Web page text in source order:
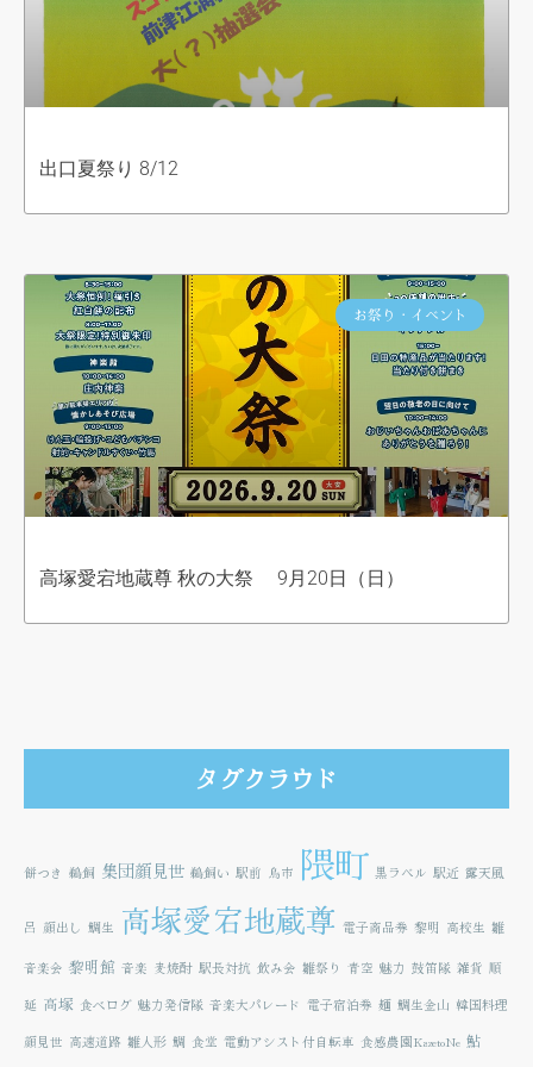
出口夏祭り 8/12
お祭り・イベント
高塚愛宕地蔵尊 秋の大祭 9月20日（日）
タグクラウド
餅つき 鵜飼 集団顔見世 鵜飼い 駅前 鳥市 隈町 黒ラベル 駅近 露天風
呂 顔出し 鯛生 高塚愛宕地蔵尊 電子商品券 黎明 高校生 雛
音楽会 黎明館 音楽 麦焼酎 駅長対抗 飲み会 雛祭り 青空 魅力 鼓笛隊 雑貨 順
延 高塚 食べログ 魅力発信隊 音楽大パレード 電子宿泊券 麺 鯛生金山 韓国料理
顔見世 高速道路 雛人形 鯛 食堂 電動アシスト付自転車 食感農園KazetoNe 鮎